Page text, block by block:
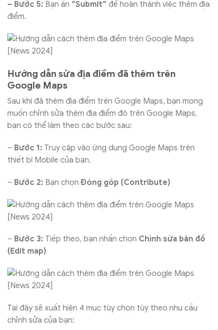
– Bước 5: Bạn ấn “Submit” để hoàn thành việc thêm địa
điểm.
Hướng dẫn sửa địa điểm đã thêm trên
Google Maps
Sau khi đã thêm địa điểm trên Google Maps, bạn mong
muốn chỉnh sửa thêm địa điểm đó trên Google Maps,
bạn có thể làm theo các bước sau:
– Bước 1: Truy cập vào ứng dụng Google Maps trên
thiết bị Mobile của bạn.
– Bước 2: Bạn chọn Đóng góp (Contribute)
– Bước 3: Tiếp theo, bạn nhấn chọn Chỉnh sửa bản đồ
(Edit map)
Tại đây sẽ xuất hiện 4 mục tùy chọn tùy theo nhu cầu
chỉnh sửa của bạn: